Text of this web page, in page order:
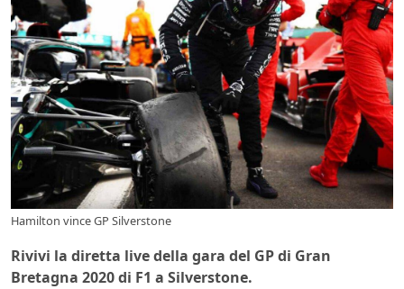
Hamilton vince GP Silverstone
Rivivi la diretta live della gara del GP di Gran
Bretagna 2020 di F1 a Silverstone.